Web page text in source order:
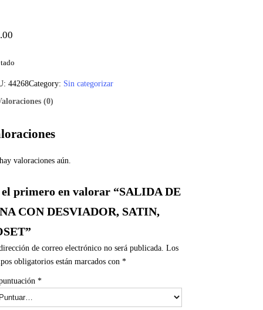
44268Category: Sin categorizar
(0)
valoraciones aún.
el primero en valorar “SALIDA DE
CON DESVIADOR, SATIN,
de correo electrónico no será publicada. Los
obligatorios están marcados con *
*